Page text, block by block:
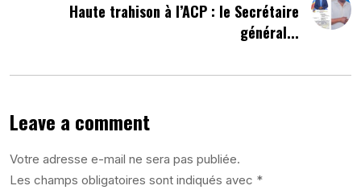
Haute trahison à l’ACP : le Secrétaire
général...
Leave a comment
Votre adresse e-mail ne sera pas publiée.
Les champs obligatoires sont indiqués avec *